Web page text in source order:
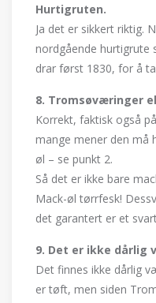
Hurtigruten.
Ja det er sikkert riktig.
nordgående hurtigrute
drar først 1830, for å
8. Tromsøværinger
Korrekt, faktisk også
mange mener den må
øl – se punkt 2.
Så det er ikke bare
Mack-øl tørrfesk!
det garantert er et
9. Det er ikke
Det finnes ikke dårlig
er tøft, men siden